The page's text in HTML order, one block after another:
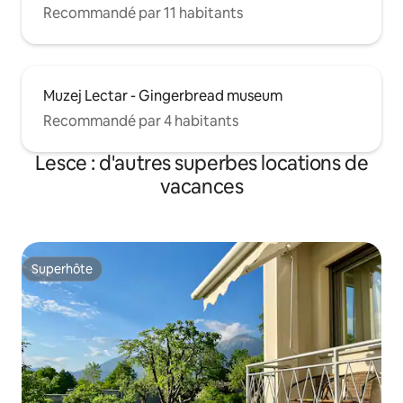
Recommandé par 11 habitants
Muzej Lectar - Gingerbread museum
Recommandé par 4 habitants
Lesce : d'autres superbes locations de
vacances
Superhôte
Superhôte